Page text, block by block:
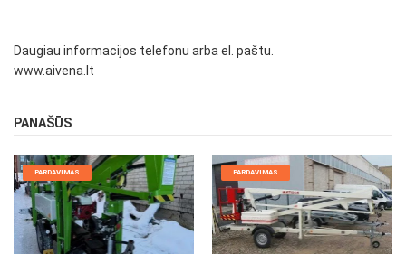
Daugiau informacijos telefonu arba el. paštu.
www.aivena.lt
PANAŠŪS
PARDAVIMAS PARDAVIMAS